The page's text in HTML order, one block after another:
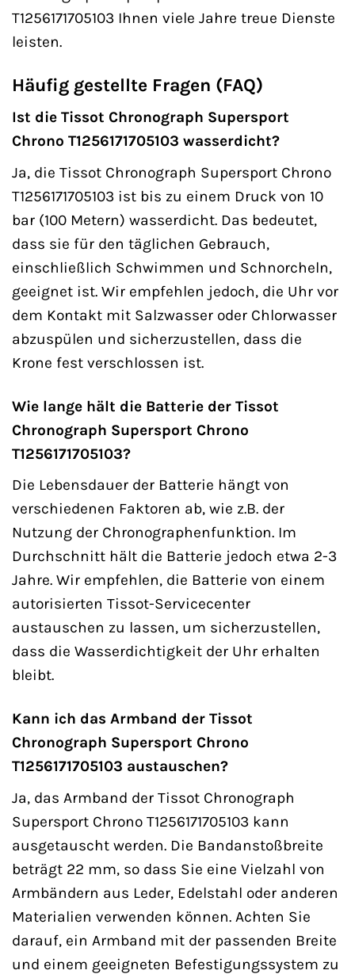
T1256171705103 Ihnen viele Jahre treue Dienste
leisten.
Häufig gestellte Fragen (FAQ)
Ist die Tissot Chronograph Supersport
Chrono T1256171705103 wasserdicht?
Ja, die Tissot Chronograph Supersport Chrono
T1256171705103 ist bis zu einem Druck von 10
bar (100 Metern) wasserdicht. Das bedeutet,
dass sie für den täglichen Gebrauch,
einschließlich Schwimmen und Schnorcheln,
geeignet ist. Wir empfehlen jedoch, die Uhr vor
dem Kontakt mit Salzwasser oder Chlorwasser
abzuspülen und sicherzustellen, dass die
Krone fest verschlossen ist.
Wie lange hält die Batterie der Tissot
Chronograph Supersport Chrono
T1256171705103?
Die Lebensdauer der Batterie hängt von
verschiedenen Faktoren ab, wie z.B. der
Nutzung der Chronographenfunktion. Im
Durchschnitt hält die Batterie jedoch etwa 2-3
Jahre. Wir empfehlen, die Batterie von einem
autorisierten Tissot-Servicecenter
austauschen zu lassen, um sicherzustellen,
dass die Wasserdichtigkeit der Uhr erhalten
bleibt.
Kann ich das Armband der Tissot
Chronograph Supersport Chrono
T1256171705103 austauschen?
Ja, das Armband der Tissot Chronograph
Supersport Chrono T1256171705103 kann
ausgetauscht werden. Die Bandanstoßbreite
beträgt 22 mm, so dass Sie eine Vielzahl von
Armbändern aus Leder, Edelstahl oder anderen
Materialien verwenden können. Achten Sie
darauf, ein Armband mit der passenden Breite
und einem geeigneten Befestigungssystem zu